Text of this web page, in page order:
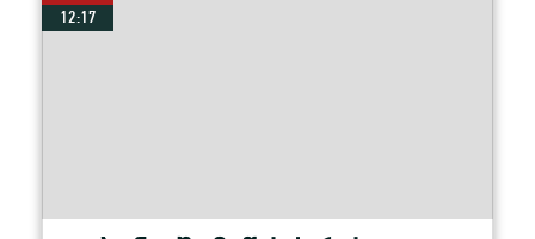
12:17